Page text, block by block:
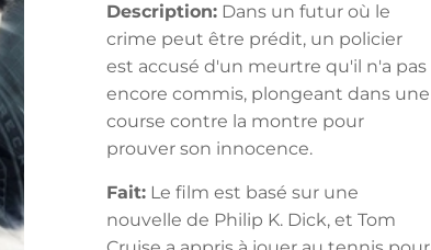
Description: Dans un futur où le
crime peut être prédit, un policier
est accusé d'un meurtre qu'il n'a pas
encore commis, plongeant dans une
course contre la montre pour
prouver son innocence.
Fait: Le film est basé sur une
nouvelle de Philip K. Dick, et Tom